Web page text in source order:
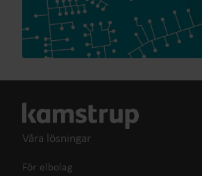
Våra lösningar
För elbolag